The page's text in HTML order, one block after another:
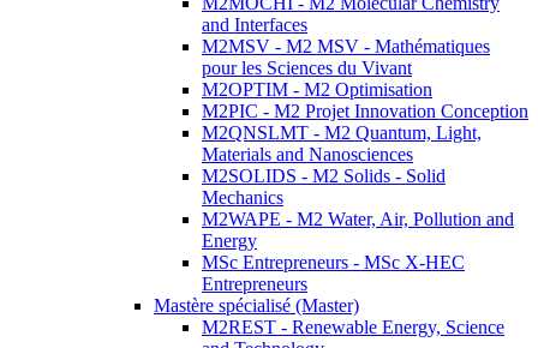
and Interfaces
M2MSV - M2 MSV - Mathématiques
pour les Sciences du Vivant
M2OPTIM - M2 Optimisation
M2PIC - M2 Projet Innovation Conception
M2QNSLMT - M2 Quantum, Light,
Materials and Nanosciences
M2SOLIDS - M2 Solids - Solid
Mechanics
M2WAPE - M2 Water, Air, Pollution and
Energy
MSc Entrepreneurs - MSc X-HEC
Entrepreneurs
Mastère spécialisé (Master)
M2REST - Renewable Energy, Science